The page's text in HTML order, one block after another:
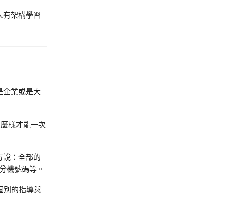
有架構學習
企業或是大
樣才能一次
說：全部的
機號碼等。
別的指導與